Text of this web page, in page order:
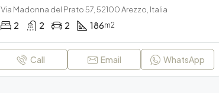
Via Madonna del Prato 57, 52100 Arezzo, Italia
2 2 2 186m2
Call Email WhatsApp